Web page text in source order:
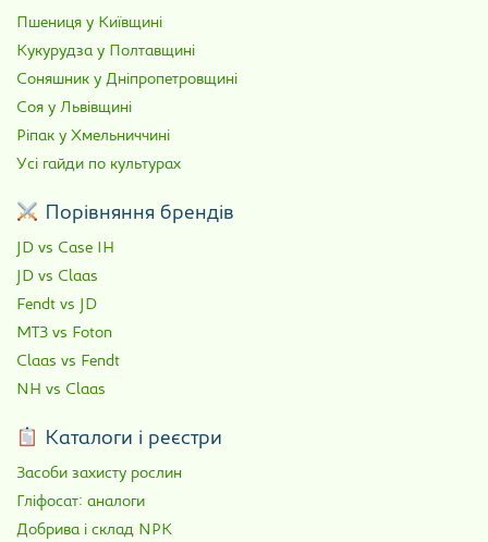
Пшениця у Київщині
Кукурудза у Полтавщині
Соняшник у Дніпропетровщині
Соя у Львівщині
Ріпак у Хмельниччині
Усі гайди по культурах
Порівняння брендів
JD vs Case IH
JD vs Claas
Fendt vs JD
МТЗ vs Foton
Claas vs Fendt
NH vs Claas
Каталоги і реєстри
Засоби захисту рослин
Гліфосат: аналоги
Добрива і склад NPK